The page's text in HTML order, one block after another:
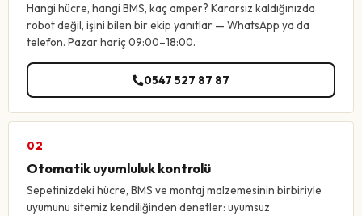
Hangi hücre, hangi BMS, kaç amper? Kararsız kaldığınızda
robot değil, işini bilen bir ekip yanıtlar — WhatsApp ya da
telefon. Pazar hariç 09:00–18:00.
0547 527 87 87
02
Otomatik uyumluluk kontrolü
Sepetinizdeki hücre, BMS ve montaj malzemesinin birbiriyle
uyumunu sitemiz kendiliğinden denetler: uyumsuz